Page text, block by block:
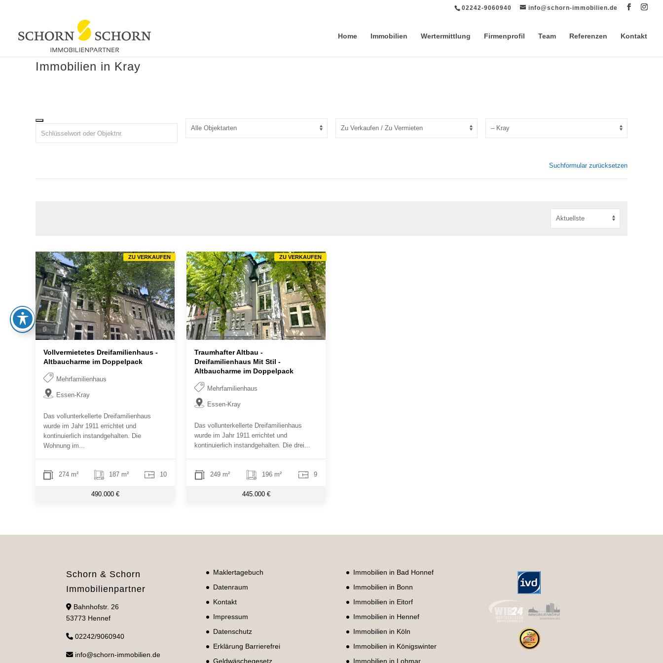
02242-9060940 info@schorn-immobilien.de
Home Immobilien Wertermittlung Firmenprofil Team Referenzen Kontakt
Immobilien in Kray
Suchformular zurücksetzen
Vollvermietetes Dreifamilienhaus -
Altbaucharme im Doppelpack
Mehrfamilienhaus
Essen-Kray
Das vollunterkellerte Dreifamilienhaus
wurde im Jahr 1911 errichtet und
kontinuierlich instandgehalten. Die
Wohnung im...
274 m² 187 m² 10
490.000 €
ZU VERKAUFEN
Traumhafter Altbau -
Dreifamilienhaus Mit Stil -
Altbaucharme im Doppelpack
Mehrfamilienhaus
Essen-Kray
Das vollunterkellerte Dreifamilienhaus
wurde im Jahr 1911 errichtet und
kontinuierlich instandgehalten. Die drei...
249 m² 196 m² 9
445.000 €
ZU VERKAUFEN
Schorn & Schorn
Immobilienpartner
Bahnhofstr. 26
53773 Hennef
02242/9060940
info@schorn-immobilien.de
Maklertagebuch
Datenraum
Kontakt
Impressum
Datenschutz
Erklärung Barrierefrei
Geldwäschegesetz
Immobilien in Bad Honnef
Immobilien in Bonn
Immobilien in Eitorf
Immobilien in Hennef
Immobilien in Köln
Immobilien in Königswinter
Immobilien in Lohmar